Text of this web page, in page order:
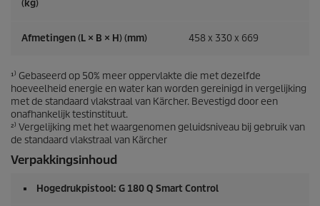
(kg)
Afmetingen (L × B × H) (mm) 458 x 330 x 669
¹⁾ Gebaseerd op 50% meer oppervlakte die met dezelfde
hoeveelheid energie en water kan worden gereinigd in vergelijking
met de standaard vlakstraal van Kärcher. Bevestigd door een
onafhankelijk testinstituut.
²⁾ Vergelijking met het waargenomen geluidsniveau bij gebruik van
de standaard vlakstraal van Kärcher
Verpakkingsinhoud
Hogedrukpistool: G 180 Q Smart Control